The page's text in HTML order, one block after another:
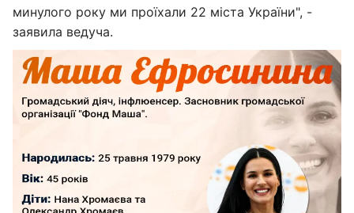
минулого року ми проїхали 22 міста України", -
заявила ведуча.